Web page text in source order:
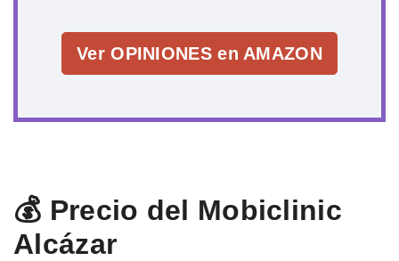
Ver OPINIONES en AMAZON
💰 Precio del Mobiclinic
Alcázar